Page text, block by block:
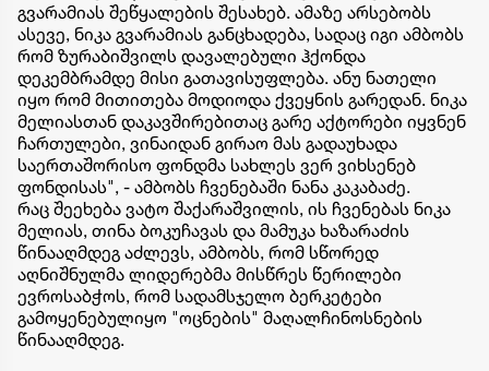
გვარამიას შეწყალების შესახებ. ამაზე არსებობს
ასევე, ნიკა გვარამიას განცხადება, სადაც იგი ამბობს
რომ ზურაბიშვილს დავალებული ჰქონდა
დეკემბრამდე მისი გათავისუფლება. ანუ ნათელი
იყო რომ მითითება მოდიოდა ქვეყნის გარედან. ნიკა
მელიასთან დაკავშირებითაც გარე აქტორები იყვნენ
ჩართულები, ვინაიდან გირაო მას გადაუხადა
საერთაშორისო ფონდმა სახლეს ვერ ვიხსენებ
ფონდისას", - ამბობს ჩვენებაში ნანა კაკაბაძე.
რაც შეეხება ვატო შაქარაშვილის, ის ჩვენებას ნიკა
მელიას, თინა ბოკუჩავას და მამუკა ხაზარაძის
წინააღმდეგ აძლევს, ამბობს, რომ სწორედ
აღნიშნულმა ლიდერებმა მისწრეს წერილები
ევროსაბჭოს, რომ სადამსჯელო ბერკეტები
გამოყენებულიყო "ოცნების" მაღალჩინოსნების
წინააღმდეგ.